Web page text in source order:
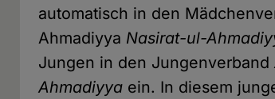
automatisch in den
Ahmadiyya Nasirat-ul-
Jungen in den Jungenverband
Ahmadiyyaein. In diesem